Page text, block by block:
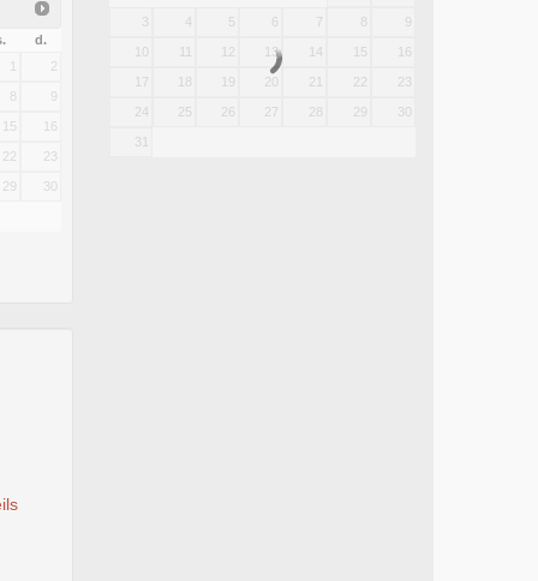
d.
1
2
8 9
15 16
22 23
29 30
3 4 5 6 7 8 9
10 11 12 13 14 15 16
17 18 19 20 21 22 23
24 25 26 27 28 29 30
31